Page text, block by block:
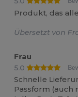
Produkt, das
Übersetzt von
Frau
5.0
Schnelle
Passform (auch